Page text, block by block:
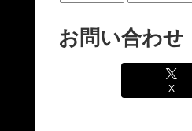
お問い合わせ
X